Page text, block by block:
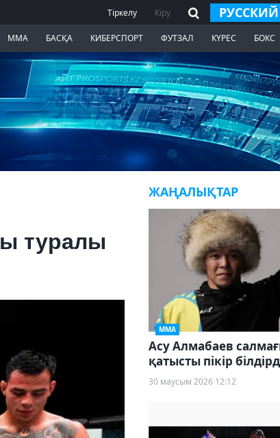
Тіркелу Кіру
ММА БАСҚА КИБЕРСПОРТ ФУТЗАЛ КҮРЕС БОКС
туралы
ЖАҢАЛЫҚТАР
ММА
Асу Алмабаев
қатысты пікір
30 маусым 2026 12:12